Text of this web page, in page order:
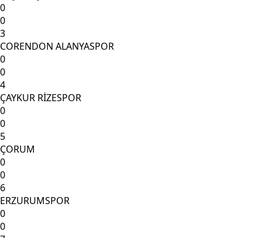
0
0
3
CORENDON ALANYASPOR
0
0
4
ÇAYKUR RİZESPOR
0
0
5
ÇORUM
0
0
6
ERZURUMSPOR
0
0